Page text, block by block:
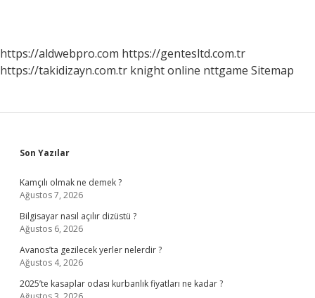
https://aldwebpro.com https://gentesltd.com.tr
https://takidizayn.com.tr knight online nttgame Sitemap
Sidebar
Son Yazılar
Kamçılı olmak ne demek ?
Ağustos 7, 2026
Bilgisayar nasıl açılır dizüstü ?
Ağustos 6, 2026
Avanos’ta gezilecek yerler nelerdir ?
Ağustos 4, 2026
2025’te kasaplar odası kurbanlık fiyatları ne kadar ?